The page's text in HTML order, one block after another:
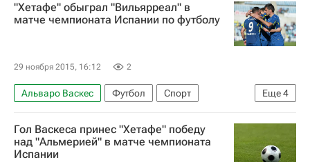
"Хетафе" обыграл "Вильярреал" в
матче чемпионата Испании по футболу
29 ноября 2015, 16:12 2
Еще4
Альваро Васкес Футбол
Спорт
Чемпионат Испании по футболу
Хетафе
Вильярреал
Анхель Лафита
Гол Васкеса принес "Хетафе" победу
над "Альмерией" в матче чемпионата
Испании